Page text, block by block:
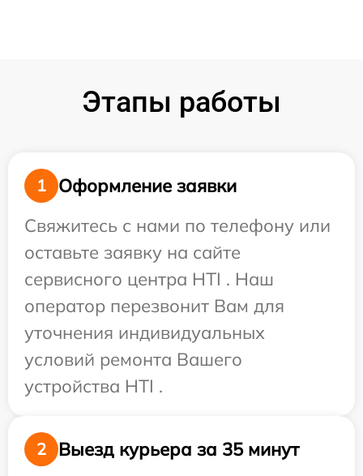
Этапы работы
1
Оформление заявки
Свяжитесь с нами по телефону или
оставьте заявку на сайте
сервисного центра HTI . Наш
оператор перезвонит Вам для
уточнения индивидуальных
условий ремонта Вашего
устройства HTI .
2 Выезд курьера за 35 минут